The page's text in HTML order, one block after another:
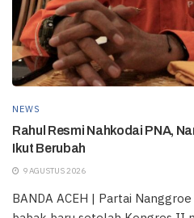
NEWS
Rahul Resmi Nahkodai PNA,
Ikut Berubah
9 AGUSTUS 2026
BANDA ACEH | Partai